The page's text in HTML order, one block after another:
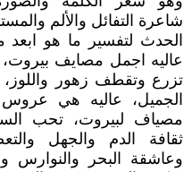
شاعرة التفائل والألم
الحدث لتفسير ما هو ابعد
عاليه اجمل مصايف
تزرع وتقطف زهور واللوز،
الجميل، عاليه هي عروس
مصياف لبيروت، تحب
ثقافة الدم والجهل
وعاشقة البحر والنوارس